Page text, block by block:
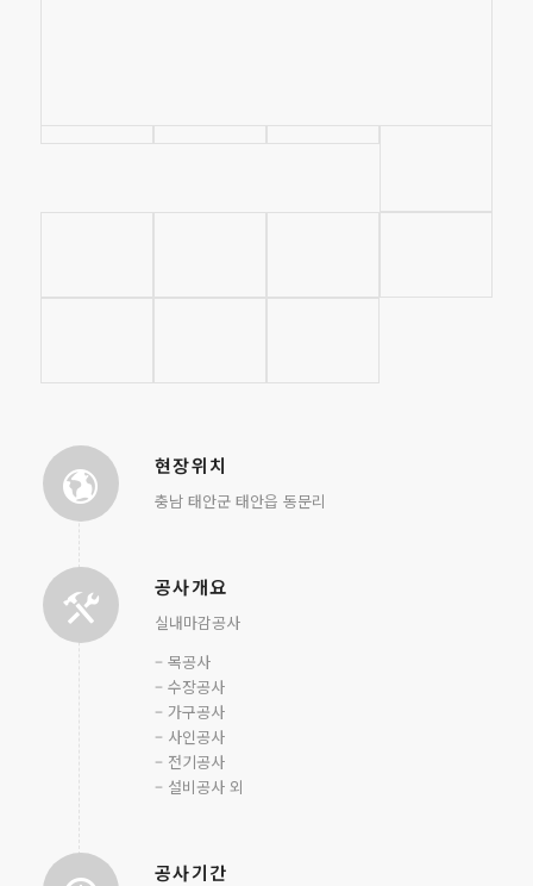
현장위치
충남 태안군 태안읍 동문리
공사개요
실내마감공사
– 목공사
– 수장공사
– 가구공사
– 사인공사
– 전기공사
– 설비공사 외
공사기간